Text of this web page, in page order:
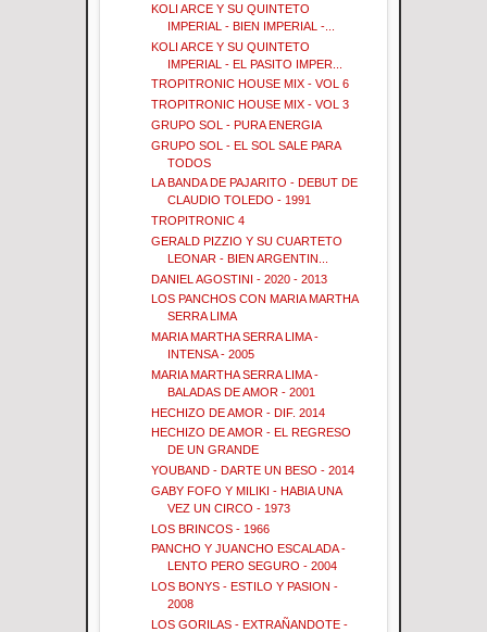
KOLI ARCE Y SU QUINTETO
IMPERIAL - BIEN IMPERIAL -...
KOLI ARCE Y SU QUINTETO
IMPERIAL - EL PASITO IMPER...
TROPITRONIC HOUSE MIX - VOL 6
TROPITRONIC HOUSE MIX - VOL 3
GRUPO SOL - PURA ENERGIA
GRUPO SOL - EL SOL SALE PARA
TODOS
LA BANDA DE PAJARITO - DEBUT DE
CLAUDIO TOLEDO - 1991
TROPITRONIC 4
GERALD PIZZIO Y SU CUARTETO
LEONAR - BIEN ARGENTIN...
DANIEL AGOSTINI - 2020 - 2013
LOS PANCHOS CON MARIA MARTHA
SERRA LIMA
MARIA MARTHA SERRA LIMA -
INTENSA - 2005
MARIA MARTHA SERRA LIMA -
BALADAS DE AMOR - 2001
HECHIZO DE AMOR - DIF. 2014
HECHIZO DE AMOR - EL REGRESO
DE UN GRANDE
YOUBAND - DARTE UN BESO - 2014
GABY FOFO Y MILIKI - HABIA UNA
VEZ UN CIRCO - 1973
LOS BRINCOS - 1966
PANCHO Y JUANCHO ESCALADA -
LENTO PERO SEGURO - 2004
LOS BONYS - ESTILO Y PASION -
2008
LOS GORILAS - EXTRAÑANDOTE -